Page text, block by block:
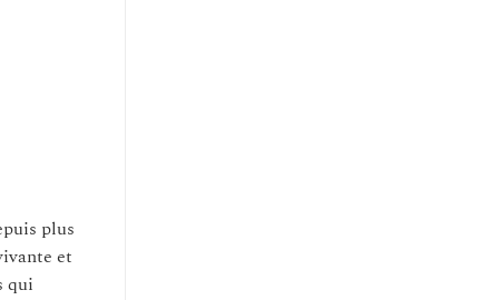
plus
et
qui